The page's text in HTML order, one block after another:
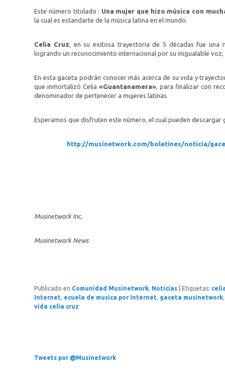
Este número titulado : Una mujer que hizo música con
la cual es estandarte de la música latina en el mundo.
Celia Cruz, en su exitosa trayectoria de 5 décadas fue una
logrando un reconocimiento internacional por su inigualable
En esta gaceta podrán conocer más acerca de su vida y
que inmortalizó Celia«Guantanamera», para finalizar con
denominador de pertenecer a mujeres latinas.
Esperamos que disfruten este número, el cual pueden
http://musinetwork.com/boletines/noticia/
Musinetwork Inc,
Musinetwork News
Publicado en Comunidad Musinetwork, Noticias |Etiquetas:
Internet, ecuela de musica por internet, gaceta musinetwork
vida celia cruz
Tweets por @Musinetwork